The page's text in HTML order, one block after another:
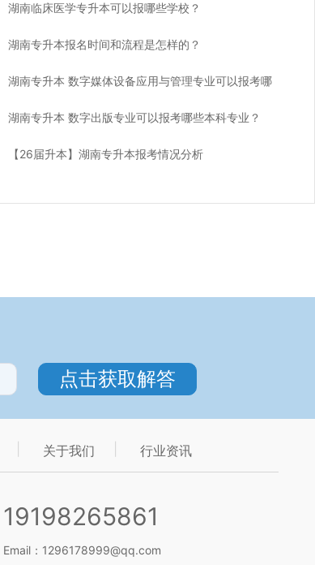
湖南临床医学专升本可以报哪些学校？
湖南专升本报名时间和流程是怎样的？
湖南专升本 数字媒体设备应用与管理专业可以报考哪
湖南专升本 数字出版专业可以报考哪些本科专业？
【26届升本】湖南专升本报考情况分析
关于我们 行业资讯
19198265861
Email：1296178999@qq.com